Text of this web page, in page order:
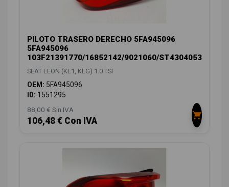
PILOTO TRASERO DERECHO 5FA945096
5FA945096
103F21391770/16852142/9021060/ST4304053
SEAT LEON (KL1, KLG) 1.0 TSI
OEM: 5FA945096
ID: 1551295
88,00 € Sin IVA
106,48 € Con IVA